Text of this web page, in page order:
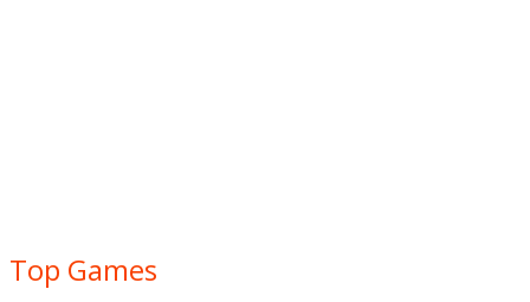
Top Games